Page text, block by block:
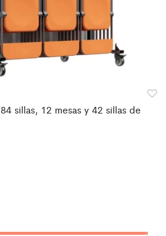
sillas, 12 mesas y 42 sillas de